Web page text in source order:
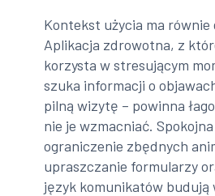
Kontekst użycia ma równie
Aplikacja zdrowotna, z
korzysta w stresującym
szuka informacji o
pilną wizytę – powinna
nie je wzmacniać.
ograniczenie zbędnych
upraszczanie formularzy
język komunikatów budują